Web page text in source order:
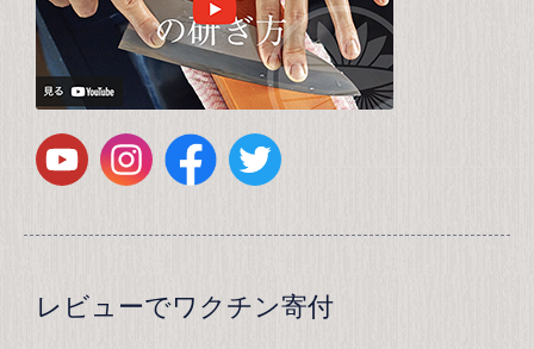
レビューでワクチン寄付